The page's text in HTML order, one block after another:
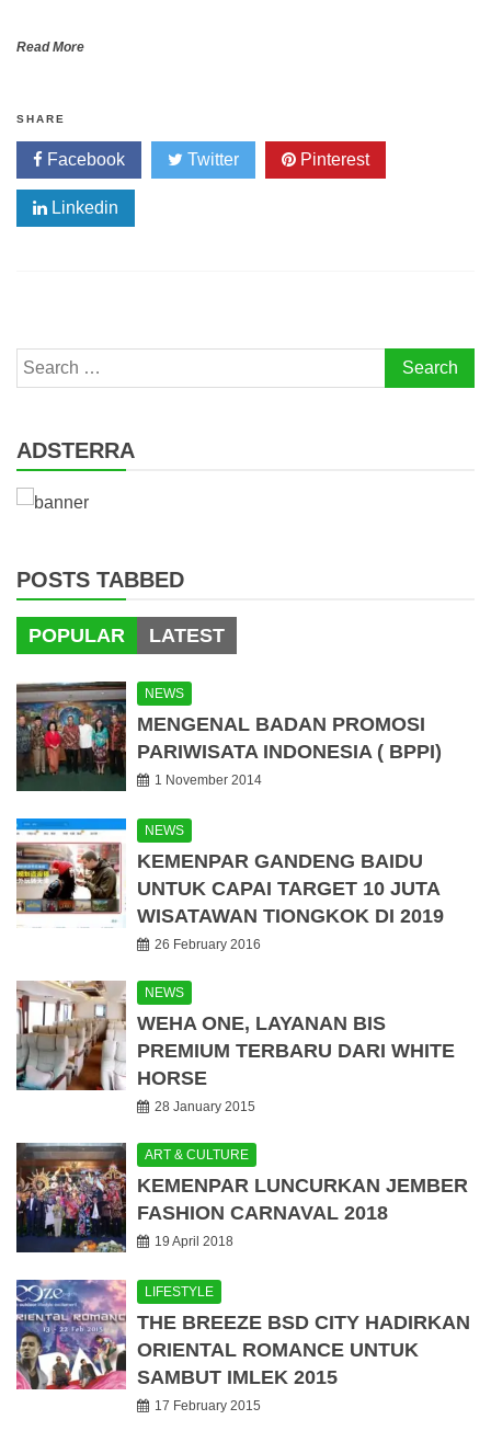
Read More
SHARE
Facebook Twitter Pinterest
Linkedin
Search
for:
ADSTERRA
POSTS TABBED
POPULAR LATEST
NEWS
MENGENAL BADAN PROMOSI
PARIWISATA INDONESIA ( BPPI)
1 November 2014
NEWS
KEMENPAR GANDENG BAIDU
UNTUK CAPAI TARGET 10 JUTA
WISATAWAN TIONGKOK DI 2019
26 February 2016
NEWS
WEHA ONE, LAYANAN BIS
PREMIUM TERBARU DARI WHITE
HORSE
28 January 2015
ART & CULTURE
KEMENPAR LUNCURKAN JEMBER
FASHION CARNAVAL 2018
19 April 2018
LIFESTYLE
THE BREEZE BSD CITY HADIRKAN
ORIENTAL ROMANCE UNTUK
SAMBUT IMLEK 2015
17 February 2015